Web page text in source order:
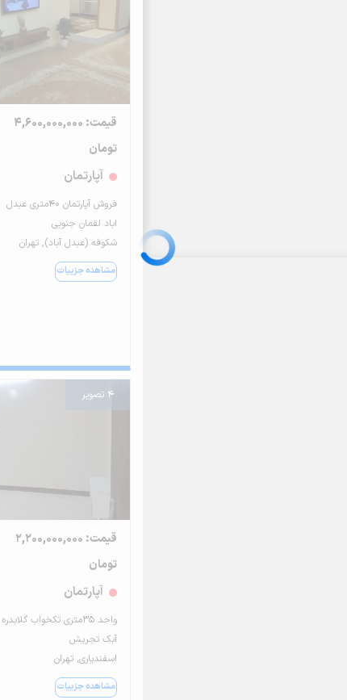
قیمت: 4,600,000,000
تومان
آپارتمان
فروش آپارتمان ۴۰متری عبدل
اباد لقمان جنوبی
شکوفه (عبدل آباد), تهران
مشاهده جزییات
4 تصویر
قیمت: 2,200,000,000
تومان
آپارتمان
واحد ۳۵متری تکخواب گلابدره
آبک تجریش
اسفندیاری, تهران
مشاهده جزییات